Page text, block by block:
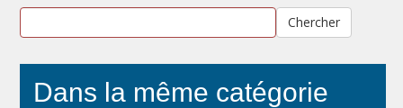
Chercher
Dans la même catégorie